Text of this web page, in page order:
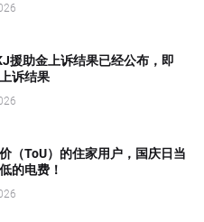
援助金上诉结果已经公布，即
诉结果
（ToU）的住家用户，国庆日当
的电费！